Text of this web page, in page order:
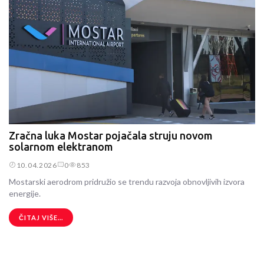
Zračna luka Mostar pojačala struju novom
solarnom elektranom
10.04.2026 0 853
Mostarski aerodrom pridružio se trendu razvoja obnovljivih izvora
energije.
ČITAJ VIŠE...